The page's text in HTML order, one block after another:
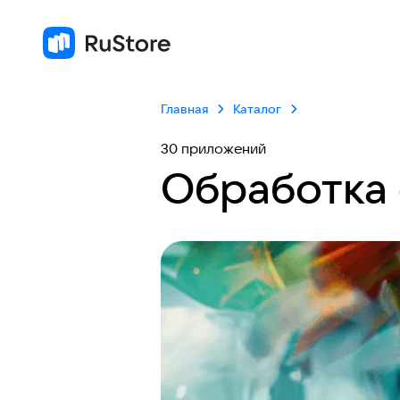
Главная Каталог
30 приложений